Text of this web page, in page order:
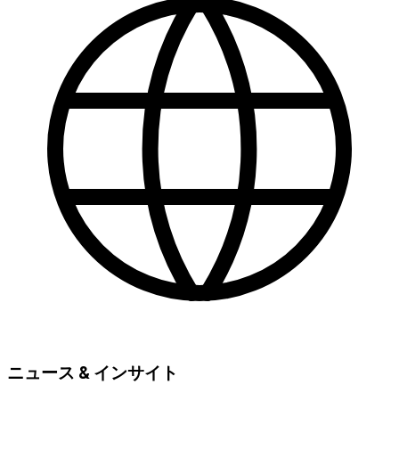
ニュース & インサイト